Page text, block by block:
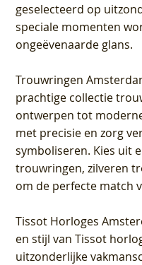
geselecteerd op
speciale momenten
ongeëvenaarde glans.
Trouwringen
prachtige collectie
ontwerpen tot
met precisie en zorg
symboliseren. Kies uit
trouwringen, zilveren
om de perfecte match
Tissot Horloges
en stijl van Tissot
uitzonderlijke